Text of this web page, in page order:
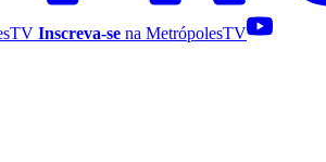
Inscreva-se na MetrópolesTV